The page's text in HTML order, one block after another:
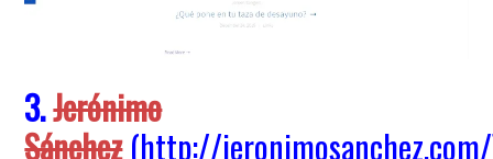
3.Jerónimo
Sánchez(http://jeronimosanchez.com/